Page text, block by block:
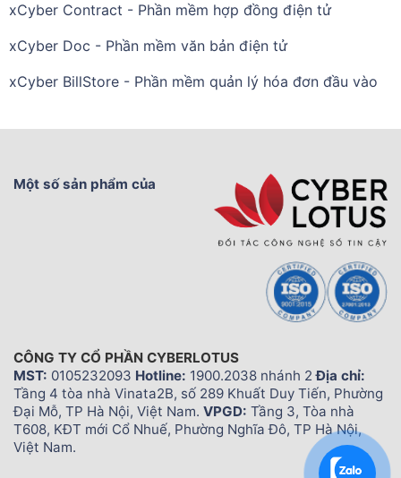
xCyber Contract - Phần mềm hợp đồng điện tử
xCyber Doc - Phần mềm văn bản điện tử
xCyber BillStore - Phần mềm quản lý hóa đơn đầu vào
Một số sản phẩm của
CÔNG TY CỔ PHẦN CYBERLOTUS
MST: 0105232093 Hotline: 1900.2038 nhánh 2Địa chỉ:
Tầng 4 tòa nhà Vinata2B, số 289 Khuất Duy Tiến, Phường
Đại Mỗ, TP Hà Nội, Việt Nam. VPGD: Tầng 3, Tòa nhà
T608, KĐT mới Cổ Nhuế, Phường Nghĩa Đô, TP Hà Nội,
Việt Nam.